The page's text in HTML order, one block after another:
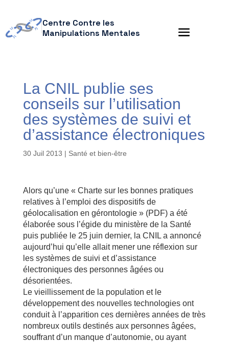
Centre Contre les
Manipulations Mentales
La CNIL publie ses
conseils sur l’utilisation
des systèmes de suivi et
d’assistance électroniques
30 Juil 2013 | Santé et bien-être
Alors qu’une « Charte sur les bonnes pratiques
relatives à l’emploi des dispositifs de
géolocalisation en gérontologie » (PDF) a été
élaborée sous l’égide du ministère de la Santé
puis publiée le 25 juin dernier, la CNIL a annoncé
aujourd’hui qu’elle allait mener une réflexion sur
les systèmes de suivi et d’assistance
électroniques des personnes âgées ou
désorientées.
Le vieillissement de la population et le
développement des nouvelles technologies ont
conduit à l’apparition ces dernières années de très
nombreux outils destinés aux personnes âgées,
souffrant d’un manque d’autonomie, ou ayant